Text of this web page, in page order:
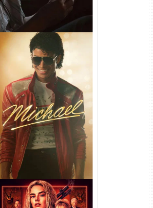
Michael Torrent (2026) WEB-
DL 1080p/4K Dual Áudio